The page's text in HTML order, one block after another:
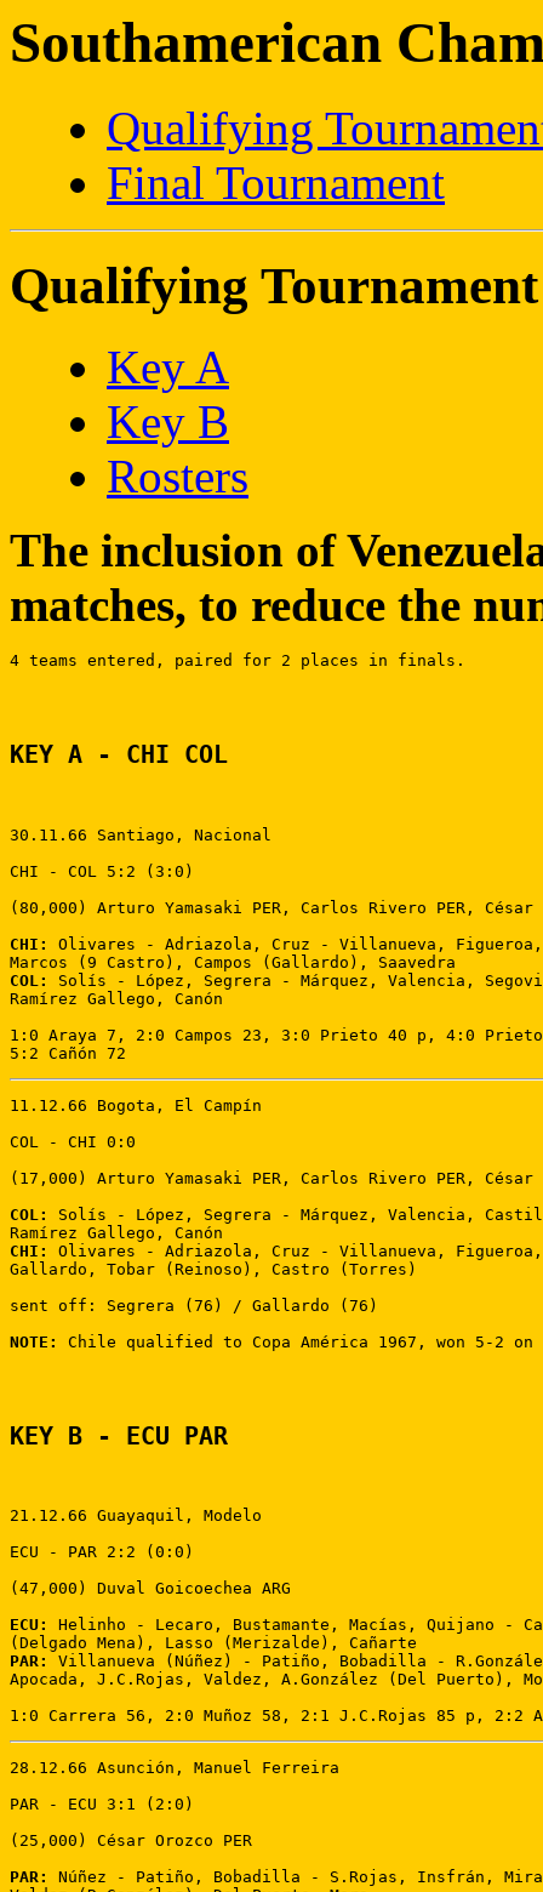
Southamerican
Qualifying
Final Tournament
Qualifying Tournament
Key A
Key B
Rosters
The inclusion of
matches, to reduce the
4 teams entered, paired for 2 places in finals.
KEY A - CHI COL
30.11.66 Santiago, Nacional
CHI - COL 5:2 (3:0)
(80,000) Arturo Yamasaki PER, Carlos Rivero PER, César
CHI:
Olivares - Adriazola, Cruz - Villanueva,
COL:
Solís - López, Segrera - Márquez, Valencia,
Ramírez Gallego, Canón
1:0 Araya 7, 2:0 Campos 23, 3:0 Prieto 40 p, 4:0 Prieto
5:2 Cañón 72
11.12.66 Bogota, El Campín
COL - CHI 0:0
(17,000) Arturo Yamasaki PER, Carlos Rivero PER, César
COL:
Solís - López, Segrera - Márquez, Valencia,
CHI:
Olivares - Adriazola, Cruz - Villanueva,
Gallardo, Tobar (Reinoso), Castro (Torres)
sent off: Segrera (76) / Gallardo (76)
NOTE:
Chile qualified to Copa América 1967, won 5-2 on
KEY B - ECU PAR
21.12.66 Guayaquil, Modelo
ECU - PAR 2:2 (0:0)
(47,000) Duval Goicoechea ARG
ECU:
Helinho - Lecaro, Bustamante, Macías, Quijano -
PAR:
Villanueva (Núñez) - Patiño, Bobadilla -
Apocada, J.C.Rojas, Valdez, A.González (Del Puerto),
1:0 Carrera 56, 2:0 Muñoz 58, 2:1 J.C.Rojas 85 p, 2:2
28.12.66 Asunción, Manuel Ferreira
PAR - ECU 3:1 (2:0)
(25,000) César Orozco PER
PAR:
Núñez - Patiño, Bobadilla - S.Rojas, Insfrán,